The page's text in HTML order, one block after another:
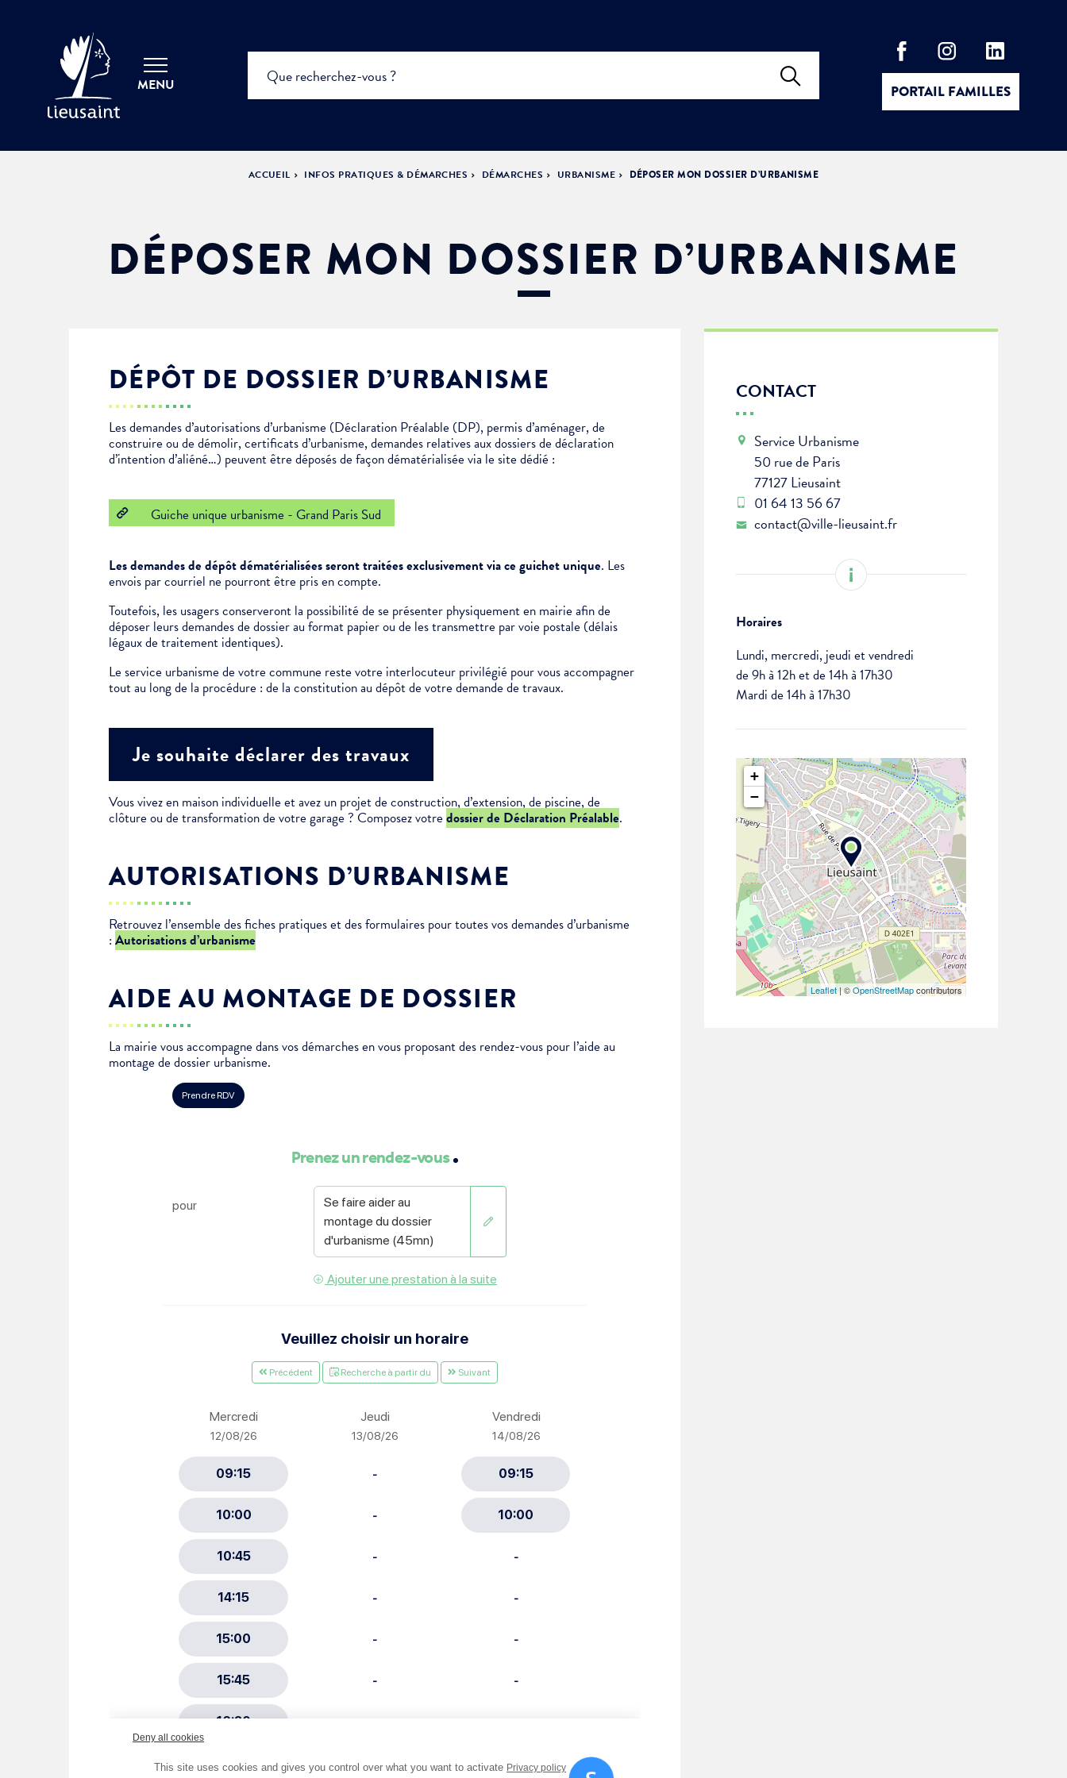
MENU PORTAIL FAMILLES
Enfance & jeunesse
Cadre de vie
Temps libre
Solidarité
Annuaires & carte interactive
Je suis senior
Je suis étudiant
Famille
Logement
Citoyenneté
Location de salles
Urbanisme
Élus du conseil municipal
Séances du Conseil municipal
Ville bienveillante
Ville éducative
ACCUEIL INFOS PRATIQUES & DÉMARCHES DÉMARCHES URBANISME DÉPOSER MON DOSSIER D’URBANISME
DÉPOSER MON DOSSIER D’URBANISME
DÉPÔT DE DOSSIER D’URBANISME
Les demandes d’autorisations d’urbanisme (Déclaration Préalable (DP), permis d’aménager, de
construire ou de démolir, certificats d’urbanisme, demandes relatives aux dossiers de déclaration
d’intention d’aliéné…) peuvent être déposés de façon dématérialisée via le site dédié :
Guiche unique urbanisme - Grand Paris Sud
Les demandes de dépôt dématérialisées seront traitées exclusivement via ce guichet unique. Les
envois par courriel ne pourront être pris en compte.
Toutefois, les usagers conserveront la possibilité de se présenter physiquement en mairie afin de
déposer leurs demandes de dossier au format papier ou de les transmettre par voie postale (délais
légaux de traitement identiques).
Le service urbanisme de votre commune reste votre interlocuteur privilégié pour vous accompagner
tout au long de la procédure : de la constitution au dépôt de votre demande de travaux.
Je souhaite déclarer des travaux
Vous vivez en maison individuelle et avez un projet de construction, d’extension, de piscine, de
clôture ou de transformation de votre garage ? Composez votre dossier de Déclaration Préalable.
AUTORISATIONS D’URBANISME
Retrouvez l’ensemble des fiches pratiques et des formulaires pour toutes vos demandes d’urbanisme
: Autorisations d’urbanisme
AIDE AU MONTAGE DE DOSSIER
La mairie vous accompagne dans vos démarches en vous proposant des rendez-vous pour l’aide au
montage de dossier urbanisme.
CONTACT
Service Urbanisme
50 rue de Paris
77127 Lieusaint
01 64 13 56 67
contact@ville-lieusaint.fr
Horaires
Lundi, mercredi, jeudi et vendredi
de 9h à 12h et de 14h à 17h30
Mardi de 14h à 17h30
+
−
Leaflet| ©OpenStreetMapcontributors
Choisissez votre abonnement :
Alertes Mail
Newsletter Sport et Vie associative